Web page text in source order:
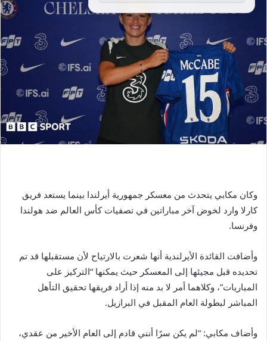
وكان مكابي يتحدث من معسكر جمهورية أيرلندا بينما يستعد فريق
كارلا وارد لخوض آخر مباراتين في تصفيات كأس العالم ضد هولندا
وفرنسا.
وأضافت القائدة الأيرلندية أنها شعرت بالارتياح لأن مستقبلها قد تم
تحديده قبل مجيئها إلى المعسكر حيث يمكنها “التركيز على
المباريات”، وكلاهما أمر لا بد منه إذا أراد فريقها تحقيق التأهل
المباشر لبطولة العام المقبل في البرازيل.
وأضاف مكابي: “لم يكن سرًا أنني قادم إلى العام الأخير من عقدي،